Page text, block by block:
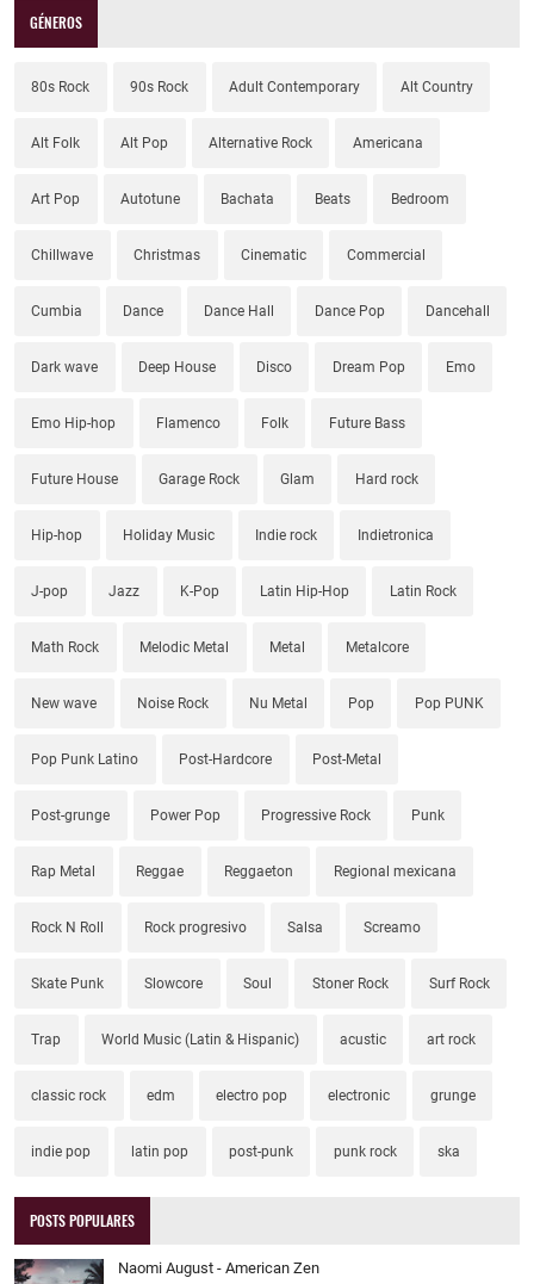
GÉNEROS
80s Rock 90s Rock Adult Contemporary Alt Country
Alt Folk Alt Pop Alternative Rock Americana
Art Pop Autotune Bachata Beats Bedroom
Chillwave Christmas Cinematic Commercial
Cumbia Dance Dance Hall Dance Pop Dancehall
Dark wave Deep House Disco Dream Pop Emo
Emo Hip-hop Flamenco Folk Future Bass
Future House Garage Rock Glam Hard rock
Hip-hop Holiday Music Indie rock Indietronica
J-pop Jazz K-Pop Latin Hip-Hop Latin Rock
Math Rock Melodic Metal Metal Metalcore
New wave Noise Rock Nu Metal Pop Pop PUNK
Pop Punk Latino Post-Hardcore Post-Metal
Post-grunge Power Pop Progressive Rock Punk
Rap Metal Reggae Reggaeton Regional mexicana
Rock N Roll Rock progresivo Salsa Screamo
Skate Punk Slowcore Soul Stoner Rock Surf Rock
Trap World Music (Latin & Hispanic) acustic art rock
classic rock edm electro pop electronic grunge
indie pop latin pop post-punk punk rock ska
POSTS POPULARES
Naomi August - American Zen